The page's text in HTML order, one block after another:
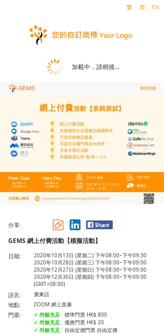
繁 简 EN
加載中，請稍後...
分享:
GEMS 網上付費活動【模擬活動】
日期:
2020年10月13日 (星期二) 下午08:00~下午09:30
2020年10月28日 (星期三) 下午08:00~下午09:00
2020年12月27日 (星期日) 下午08:00~下午09:00
2020年12月30日 (星期四) 下午08:00~下午09:00
(GMT+08:00)
語言: 廣東話
地點: ZOOM 網上直播
門票: ✓ 尚餘充足 標準門票 HK$ 800
✓ 尚餘充足 優惠門票 HK$ 20
✓ 尚餘充足 自由定價門票 自由定價